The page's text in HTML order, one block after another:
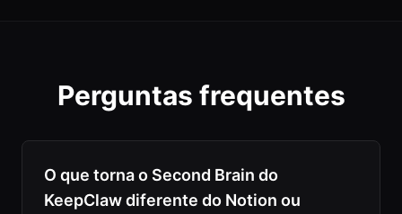
Perguntas frequentes
O que torna o Second Brain do
KeepClaw diferente do Notion ou